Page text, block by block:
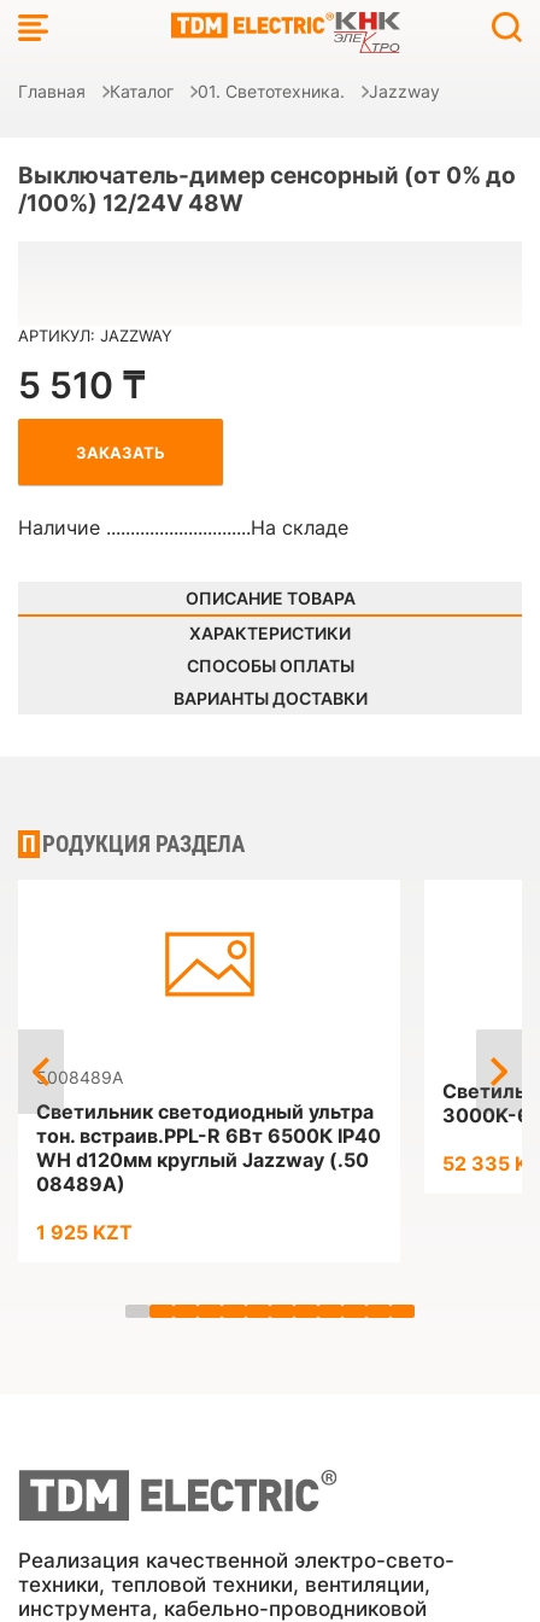
Главная Каталог 01. Светотехника. Jazzway
Выключатель-димер сенсорный (от 0% до
/100%) 12/24V 48W
АРТИКУЛ: JAZZWAY
5 510 ₸
ЗАКАЗАТЬ
Наличие ..............................На складе
ОПИСАНИЕ ТОВАРА
ХАРАКТЕРИСТИКИ
СПОСОБЫ ОПЛАТЫ
ВАРИАНТЫ ДОСТАВКИ
ПРОДУКЦИЯ РАЗДЕЛА
5008489A
Светильник светодиодный ультра
тон. встраив.PPL-R 6Вт 6500К IP40
WH d120мм круглый Jazzway (.50
08489A)
1 925 KZT
3000K-
52 335
Реализация качественной электро-свето-
техники, тепловой техники, вентиляции,
инструмента, кабельно-проводниковой